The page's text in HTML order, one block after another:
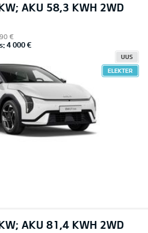
AKU 58,3 KWH 2WD
€
4 000 €
UUS
ELEKTER
AKU 81,4 KWH 2WD